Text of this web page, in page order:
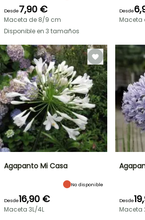
Desde7,90 €
Maceta de 8/9 cm
Disponible en 3 tamaños
Desde
Maceta
Agapanto Mi Casa
No disponible
Desde16,90 €
Maceta 3L/4L
Desde
Maceta